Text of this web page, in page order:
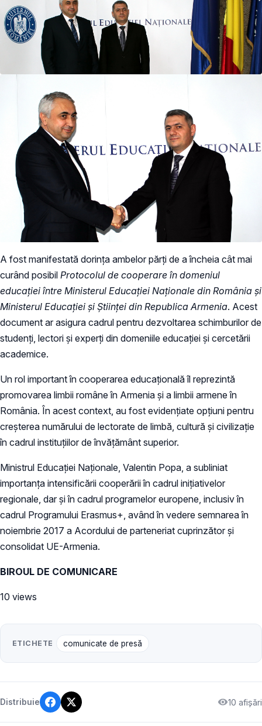
A fost manifestată dorința ambelor părți de a încheia cât mai
curând posibil Protocolul de cooperare în domeniul
educației între Ministerul Educației Naționale din România și
Ministerul Educației și Științei din Republica Armenia. Acest
document ar asigura cadrul pentru dezvoltarea schimburilor de
studenți, lectori și experți din domeniile educației și cercetării
academice.
Un rol important în cooperarea educațională îl reprezintă
promovarea limbii române în Armenia și a limbii armene în
România. În acest context, au fost evidențiate opțiuni pentru
creșterea numărului de lectorate de limbă, cultură și civilizație
în cadrul instituțiilor de învățământ superior.
Ministrul Educației Naționale, Valentin Popa, a subliniat
importanța intensificării cooperării în cadrul iniţiativelor
regionale, dar și în cadrul programelor europene, inclusiv în
cadrul Programului Erasmus+, având în vedere semnarea în
noiembrie 2017 a Acordului de parteneriat cuprinzător și
consolidat UE-Armenia.
BIROUL DE COMUNICARE
10 views
ETICHETE comunicate de presă
Distribuie 10 afișări